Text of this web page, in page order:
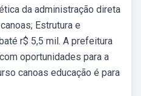
da administração direta
Estrutura e
r$ 5,5 mil. A prefeitura
oportunidades para a
canoas educação é para